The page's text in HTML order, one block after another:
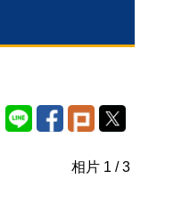
相片 1 / 3